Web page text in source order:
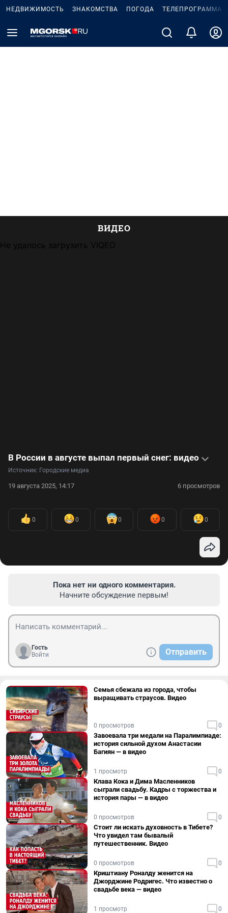
НЕДВИЖИМОСТЬ ЗНАКОМСТВА ПОГОДА ТЕЛЕПРОГРАММА
ВИДЕО
Не удалось загрузить VIQEO
В России в августе выпал первый снег: видео
Источник: Городские медиа
19 августа 2025, 14:17 6 просмотров
0 0 0 0 0
Пока нет ни одного комментария.
Начните обсуждение первым!
Гость
Войти
Отправить
Семья сбежала из города, чтобы
выращивать страусов. Видео
0 просмотров 0
Завоевала три медали на Паралимпиаде:
история сильной духом Анастасии
Багиян — в видео
1 просмотр 0
Клава Кока и Дима Масленников
сыграли свадьбу. Кадры с торжества и
история пары — в видео
0 просмотров 0
Стоит ли искать духовность в Тибете?
Что увидел там бывалый
путешественник. Видео
0 просмотров 0
Криштиану Роналду женится на
Джорджине Родригес. Что известно о
свадьбе века — видео
1 просмотр 0